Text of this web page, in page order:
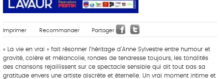
Imprimer Recommander Partager
« La vie en vrai » fait résonner l’héritage d’Anne Sylvestre entre humour et
gravité, colère et mélancolie, rondes de tendresse toujours, les tonalités
des chansons rejaillissent sur ce spectacle sensible qui dit tout bas sa
gratitude envers une artiste discrète et éternelle. Un vrai moment intime et